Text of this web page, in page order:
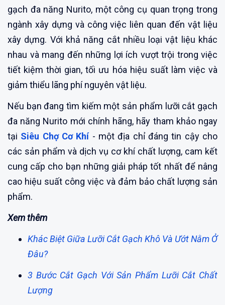
gạch đa năng Nurito, một công cụ quan trọng trong
ngành xây dựng và công việc liên quan đến vật liệu
xây dựng. Với khả năng cắt nhiều loại vật liệu khác
nhau và mang đến những lợi ích vượt trội trong việc
tiết kiệm thời gian, tối ưu hóa hiệu suất làm việc và
giảm thiểu lãng phí nguyên vật liệu.
Nếu bạn đang tìm kiếm một sản phẩm lưỡi cắt gạch
đa năng Nurito mới chính hãng, hãy tham khảo ngay
tại Siêu Chợ Cơ Khí- một địa chỉ đáng tin cậy cho
các sản phẩm và dịch vụ cơ khí chất lượng, cam kết
cung cấp cho bạn những giải pháp tốt nhất để nâng
cao hiệu suất công việc và đảm bảo chất lượng sản
phẩm.
Xem thêm
Khác Biệt Giữa Lưỡi Cắt Gạch Khô Và Ướt Nằm Ở
Đâu?
3 Bước Cắt Gạch Với Sản Phẩm Lưỡi Cắt Chất
Lượng